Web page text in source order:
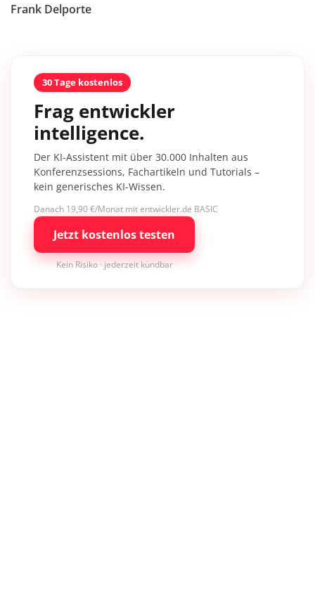
Frank Delporte
30 Tage kostenlos
Frag entwickler
intelligence.
Der KI-Assistent mit über 30.000 Inhalten aus
Konferenzsessions, Fachartikeln und Tutorials –
kein generisches KI-Wissen.
Danach 19,90 €/Monat mit entwickler.de BASIC
Jetzt kostenlos testen
Kein Risiko · jederzeit kündbar